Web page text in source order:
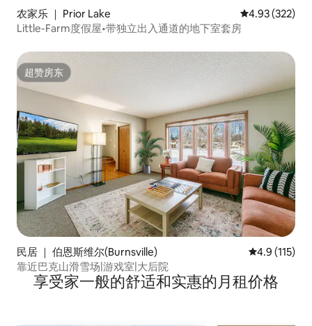
农家乐 ｜ Prior Lake 平均评分 4.93
4.93 (322)
Little-Farm度假屋•带独立出入通道的地下室套房
超赞房东
超赞房东
民居 ｜ 伯恩斯维尔(Burnsville) 平均评分 4.9
4.9 (115)
靠近巴克山滑雪场|游戏室|大后院
享受家一般的舒适和实惠的月租价格